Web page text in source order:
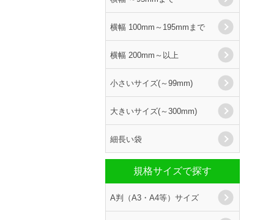
横幅 100mm～195mmまで
横幅 200mm～以上
小さいサイズ(～99mm)
大きいサイズ(～300mm)
細長い袋
規格サイズで探す
A判（A3・A4等）サイズ